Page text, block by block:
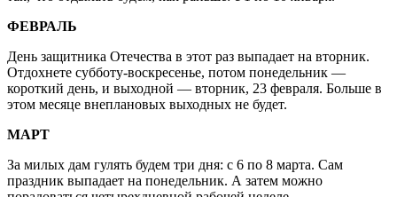
ФЕВРАЛЬ
День защитника Отечества в этот раз выпадает на вторник.
Отдохнете субботу-воскресенье, потом понедельник —
короткий день, и выходной — вторник, 23 февраля. Больше в
этом месяце внеплановых выходных не будет.
МАРТ
За милых дам гулять будем три дня: с 6 по 8 марта. Сам
праздник выпадает на понедельник. А затем можно